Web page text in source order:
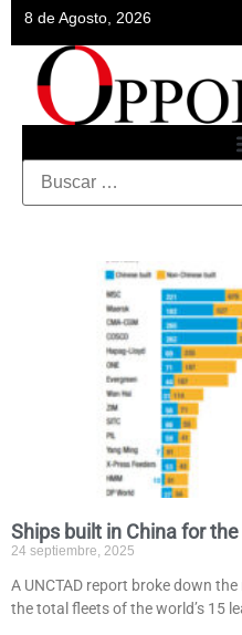
8 de Agosto, 2026
Ships built in China for
24 septiembre, 2025
A UNCTAD report broke down
the total fleets of the world’s 15